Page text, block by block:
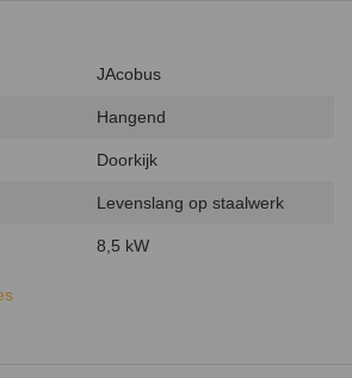
JAcobus
Hangend
Doorkijk
Levenslang op staalwerk
8,5 kW